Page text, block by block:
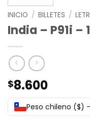
INICIO / BILLETES /
India – P91i –
$8.600
Peso chileno ($) -